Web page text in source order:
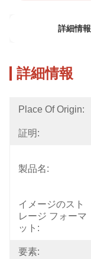
詳細情報
詳細情報
Place Of Origin:
証明:
製品名:
イメージのスト
レージ フォーマ
ット:
要素: